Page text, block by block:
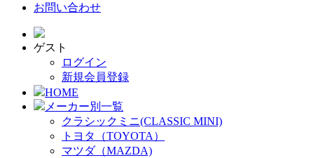
お問い合わせ
ゲスト
ログイン
新規会員登録
HOME
メーカー別一覧
クラシックミニ(CLASSIC MINI)
トヨタ（TOYOTA）
マツダ（MAZDA)